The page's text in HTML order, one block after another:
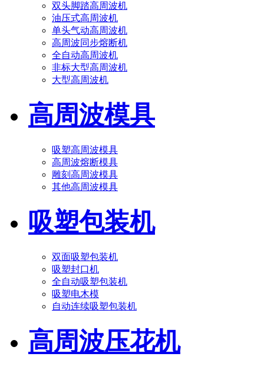
双头脚踏高周波机
油压式高周波机
单头气动高周波机
高周波同步熔断机
全自动高周波机
非标大型高周波机
大型高周波机
高周波模具
吸塑高周波模具
高周波熔断模具
雕刻高周波模具
其他高周波模具
吸塑包装机
双面吸塑包装机
吸塑封口机
全自动吸塑包装机
吸塑电木模
自动连续吸塑包装机
高周波压花机